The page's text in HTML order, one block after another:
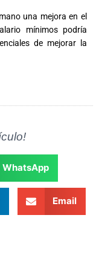
una mejora en el
mínimos podría
de mejorar la
WhatsApp
Email